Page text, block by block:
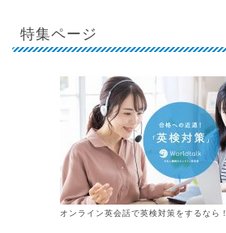
特集ページ
オンライン英会話で英検対策をするなら！